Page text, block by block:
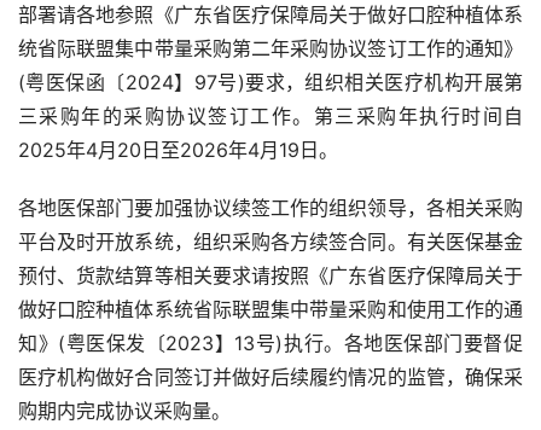
部署请各地参照《广东省医疗保障局关于做好口腔种植体系
统省际联盟集中带量采购第二年采购协议签订工作的通知》
(粤医保函〔2024】97号)要求，组织相关医疗机构开展第
三采购年的采购协议签订工作。第三采购年执行时间自
2025年4月20日至2026年4月19日。
各地医保部门要加强协议续签工作的组织领导，各相关采购
平台及时开放系统，组织采购各方续签合同。有关医保基金
预付、货款结算等相关要求请按照《广东省医疗保障局关于
做好口腔种植体系统省际联盟集中带量采购和使用工作的通
知》(粤医保发〔2023】13号)执行。各地医保部门要督促
医疗机构做好合同签订并做好后续履约情况的监管，确保采
购期内完成协议采购量。